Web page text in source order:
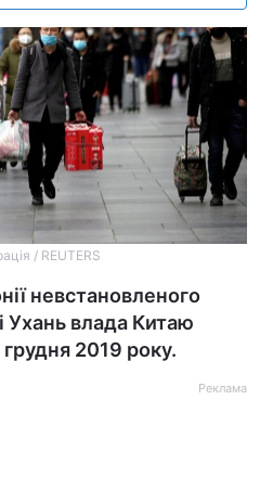
/ REUTERS
невстановленого
Ухань влада Китаю
грудня 2019 року.
Реклама